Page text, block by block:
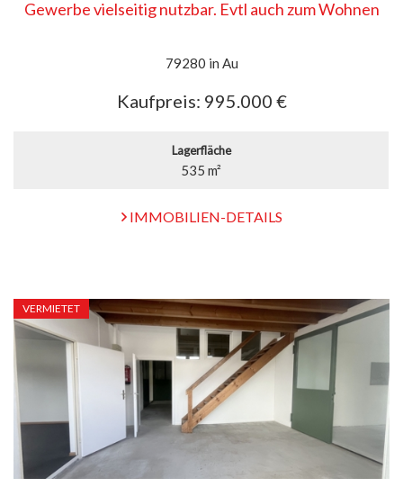
Gewerbe vielseitig nutzbar. Evtl auch zum Wohnen
79280 in Au
Kaufpreis: 995.000 €
Lagerfläche
535 m²
IMMOBILIEN-DETAILS
VERMIETET